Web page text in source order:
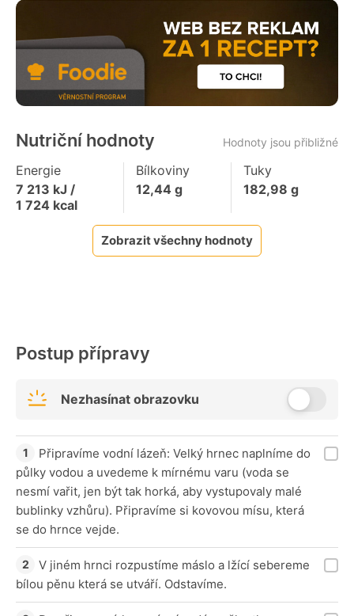
Nutriční hodnoty Hodnoty jsou přibližné
Energie
7 213 kJ /
1 724 kcal
Bílkoviny
12,44 g
Tuky
182,98 g
Zobrazit všechny hodnoty
Postup přípravy
Nezhasínat obrazovku
Připravíme vodní lázeň: Velký hrnec naplníme do
půlky vodou a uvedeme k mírnému varu (voda se
nesmí vařit, jen být tak horká, aby vystupovaly malé
bublinky vzhůru). Připravíme si kovovou mísu, která
se do hrnce vejde.
V jiném hrnci rozpustíme máslo a lžící sebereme
bílou pěnu která se utváří. Odstavíme.